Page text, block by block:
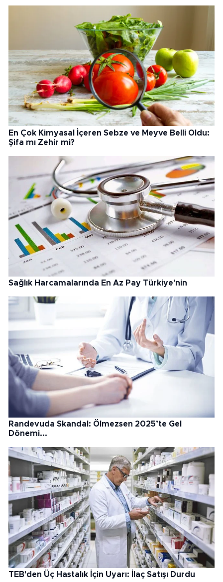
En Çok Kimyasal İçeren Sebze ve Meyve Belli Oldu:
Şifa mı Zehir mi?
Sağlık Harcamalarında En Az Pay Türkiye'nin
Randevuda Skandal: Ölmezsen 2025’te Gel
Dönemi...
TEB'den Üç Hastalık İçin Uyarı: İlaç Satışı Durdu